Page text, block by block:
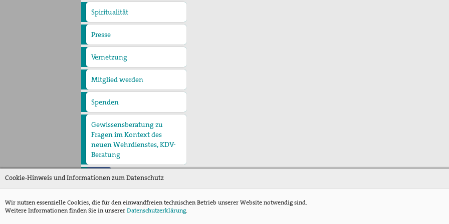
Spiritualität
Quartalgottesdienst mit
pax christi
Ulrichsfriedensgottesdienst
Max Josef Metzger-
Texte und Gebete
Presse
Presseberichte
Pressemitteilungen
Vernetzung
Mitglied werden
Spenden
Gewissensberatung zu
Fragen im Kontext des
neuen Wehrdienstes, KDV-
Beratung
Cookie-Hinweis und Informationen zum Datenschutz
Wir nutzen essenzielle Cookies, die für den einwandfreien technischen Betrieb unserer Website notwendig sind.
Weitere Informationen finden Sie in unsererDatenschutzerklärung.